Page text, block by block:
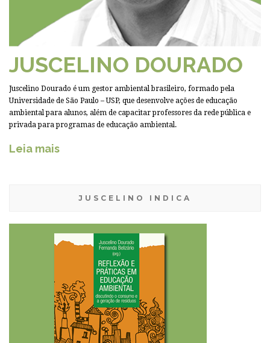
JUSCELINO DOURADO
Juscelino Dourado é um gestor ambiental brasileiro, formado pela
Universidade de São Paulo – USP, que desenvolve ações de educação
ambiental para alunos, além de capacitar professores da rede pública e
privada para programas de educação ambiental.
Leia mais
JUSCELINO INDICA